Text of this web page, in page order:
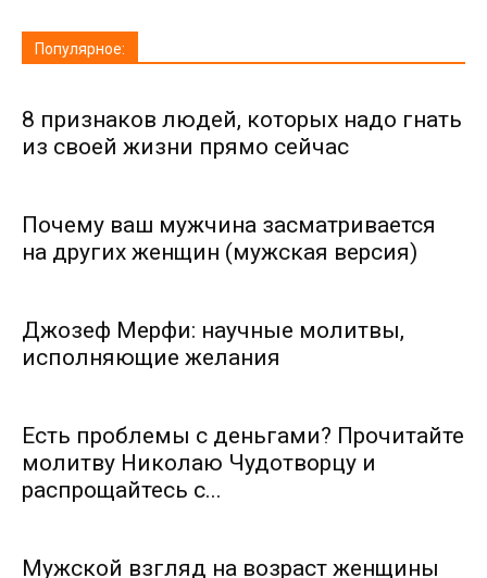
Популярное:
8 признаков людей, которых надо гнать
из своей жизни прямо сейчас
Почему ваш мужчина засматривается
на других женщин (мужская версия)
Джозеф Мерфи: научные молитвы,
исполняющие желания
Есть проблемы с деньгами? Прочитайте
молитву Николаю Чудотворцу и
распрощайтесь с...
Мужской взгляд на возраст женщины